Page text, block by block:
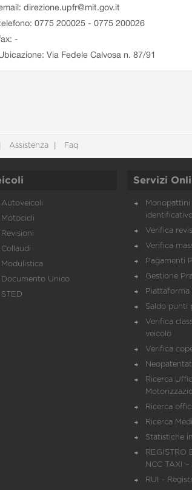
direzione.upfr@mit.gov.it
0775 200025 - 0775 200026
-
Via Fedele Calvosa n. 87/91
Assistenza Faq
Autoveicoli
Motocicli
Revisioni
Collaudi
Modulistica
Documento Unico
STED
Servizi
Monopattini
Verifica
Verifica
Pagamenti
Gestione
Piattaforma
Saldo punti
Verifica
veicolo
Verifica
Ricerca
Ricerca
Ricerca
Statistiche
REGISTRO
NCC TAXI –
RUI -